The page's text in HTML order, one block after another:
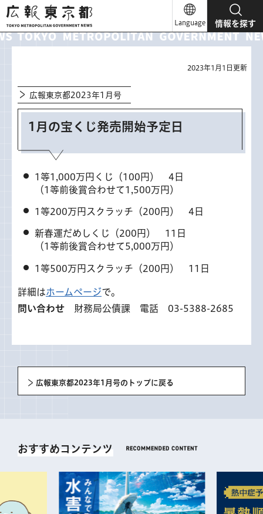
広報東京都
Language 情報を探す
2023年1月1日更新
広報東京都2023年1月号
1月の宝くじ発売開始予定日
1等1,000万円くじ（100円） 4日
（1等前後賞合わせて1,500万円）
1等200万円スクラッチ（200円） 4日
新春運だめしくじ（200円） 11日
（1等前後賞合わせて5,000万円）
1等500万円スクラッチ（200円） 11日
詳細はホームページで。
問い合わせ 財務局公債課 電話 03-5388-2685
広報東京都2023年1月号のトップに戻る
おすすめコンテンツ